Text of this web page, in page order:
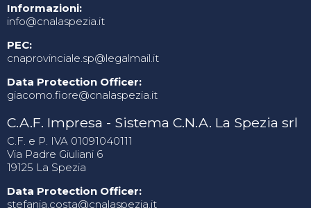
Informazioni:
info@cnalaspezia.it
PEC:
cnaprovinciale.sp@legalmail.it
Data Protection Officer:
giacomo.fiore@cnalaspezia.it
C.A.F. Impresa - Sistema C.N.A. La Spezia srl
C.F. e P. IVA 01091040111
Via Padre Giuliani 6
19125 La Spezia
Data Protection Officer:
stefania.costa@cnalaspezia.it